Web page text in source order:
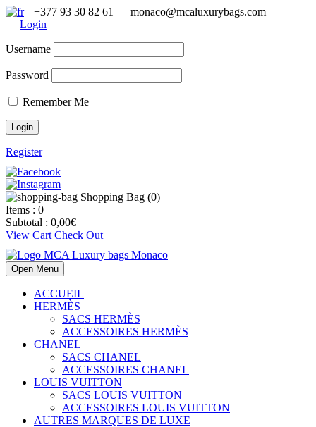
+377 93 30 82 61
monaco@mcaluxurybags.com
Login
Username
Password
Remember Me
Register
Shopping Bag (0)
Items : 0
Subtotal : 0,00€
View Cart Check Out
Open Menu
ACCUEIL
HERMÈS
SACS HERMÈS
ACCESSOIRES HERMÈS
CHANEL
SACS CHANEL
ACCESSOIRES CHANEL
LOUIS VUITTON
SACS LOUIS VUITTON
ACCESSOIRES LOUIS VUITTON
AUTRES MARQUES DE LUXE